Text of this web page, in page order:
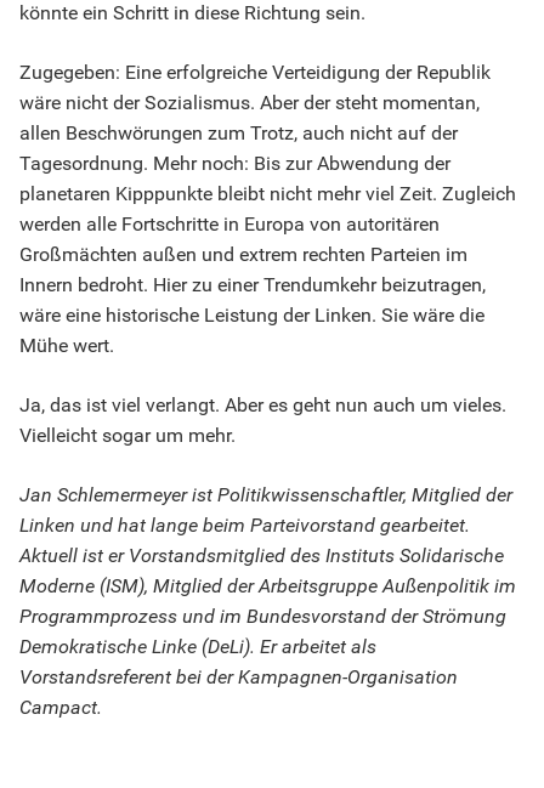
könnte ein Schritt in diese Richtung sein.
Zugegeben: Eine erfolgreiche Verteidigung der Republik
wäre nicht der Sozialismus. Aber der steht momentan,
allen Beschwörungen zum Trotz, auch nicht auf der
Tagesordnung. Mehr noch: Bis zur Abwendung der
planetaren Kipppunkte bleibt nicht mehr viel Zeit. Zugleich
werden alle Fortschritte in Europa von autoritären
Großmächten außen und extrem rechten Parteien im
Innern bedroht. Hier zu einer Trendumkehr beizutragen,
wäre eine historische Leistung der Linken. Sie wäre die
Mühe wert.
Ja, das ist viel verlangt. Aber es geht nun auch um vieles.
Vielleicht sogar um mehr.
Jan Schlemermeyer ist Politikwissenschaftler, Mitglied der
Linken und hat lange beim Parteivorstand gearbeitet.
Aktuell ist er Vorstandsmitglied des Instituts Solidarische
Moderne (ISM), Mitglied der Arbeitsgruppe Außenpolitik im
Programmprozess und im Bundesvorstand der Strömung
Demokratische Linke (DeLi). Er arbeitet als
Vorstandsreferent bei der Kampagnen-Organisation
Campact.